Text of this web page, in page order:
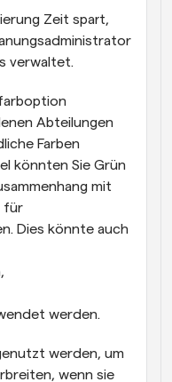
Zeit spart,
verwaltet.
Abteilungen
Farben
könnten Sie Grün
mit
für
Dies könnte auch
werden.
werden, um
wenn sie